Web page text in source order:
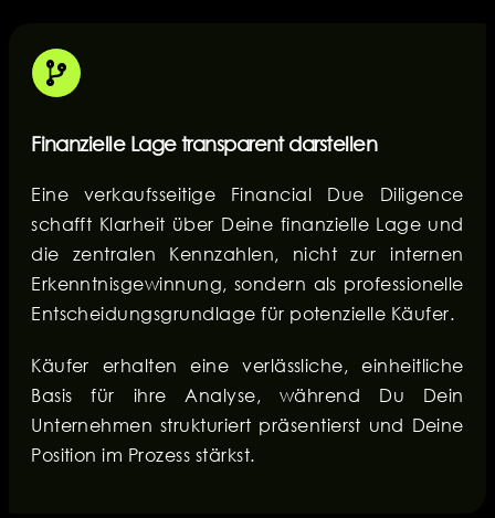
Finanzielle Lage transparent darstellen
Eine verkaufsseitige Financial Due Diligence
schafft Klarheit über Deine finanzielle Lage und
die zentralen Kennzahlen, nicht zur internen
Erkenntnisgewinnung, sondern als professionelle
Entscheidungsgrundlage für potenzielle Käufer.
Käufer erhalten eine verlässliche, einheitliche
Basis für ihre Analyse, während Du Dein
Unternehmen strukturiert präsentierst und Deine
Position im Prozess stärkst.